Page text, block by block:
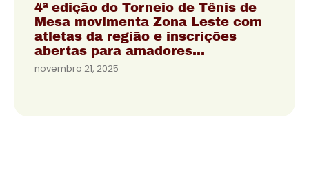
4ª edição do Torneio de Tênis de
Mesa movimenta Zona Leste com
atletas da região e inscrições
abertas para amadores…
novembro 21, 2025